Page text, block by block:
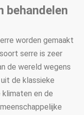
behandelen
worden gemaakt
serre is zeer
de wereld wegens
de klassieke
en de